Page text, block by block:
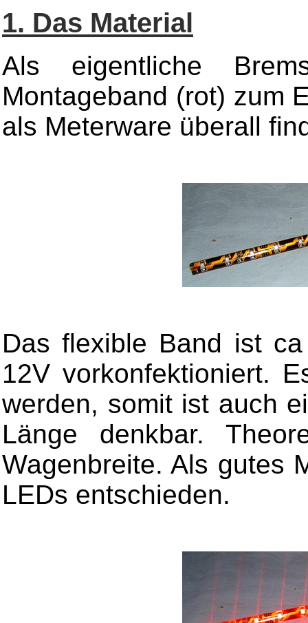
1. Das Material
Als eigentliche
Montageband (rot) zum
als Meterware überall
Das flexible Band ist
12V vorkonfektioniert.
werden, somit ist auch
Länge denkbar.
Wagenbreite. Als gutes
LEDs entschieden.